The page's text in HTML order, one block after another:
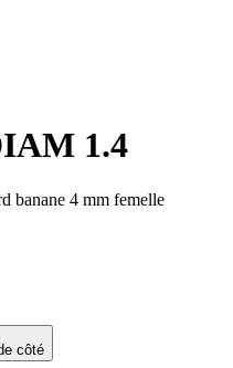
1.4
banane 4 mm femelle
côté